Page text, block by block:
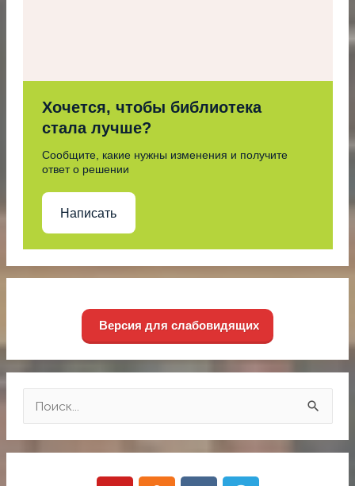
Хочется, чтобы библиотека
стала лучше?
Сообщите, какие нужны изменения и получите
ответ о решении
Написать
Версия для слабовидящих